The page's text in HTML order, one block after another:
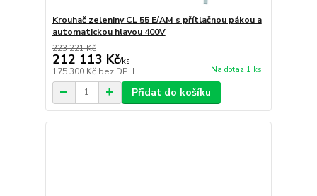
Krouhač zeleniny CL 55 E/AM s přítlačnou pákou a
automatickou hlavou 400V
223 221 Kč
212 113 Kč/ks
175 300 Kč bez DPH Na dotaz 1 ks
Přidat do košíku